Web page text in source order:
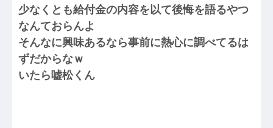
少なくとも給付金の内容を以て後悔を語るやつ
なんておらんよ
そんなに興味あるなら事前に熱心に調べてるは
ずだからなｗ
いたら嘘松くん